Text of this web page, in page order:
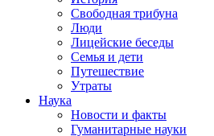
Свободная трибуна
Люди
Лицейские беседы
Семья и дети
Путешествие
Утраты
Наука
Новости и факты
Гуманитарные науки